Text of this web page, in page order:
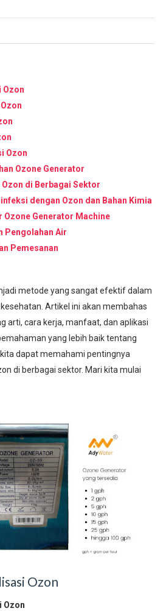
Ozon
Ozon
Ozone Generator
di Berbagai Sektor
dengan Ozon dan Bahan Kimia
Ozone Generator Machine
Pengolahan Air
Pemesanan
metode yang sangat efektif dalam
Artikel ini akan membahas
arti, cara kerja, manfaat, dan aplikasi
yang lebih baik tentang
dapat memahami pentingnya
di berbagai sektor. Mari kita mulai
Ozon
Ozon